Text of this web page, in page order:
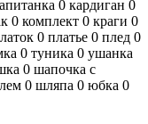
0 кардиган 0
0 комплект 0 краги 0
0 платье 0 плед 0
0 туника 0 ушанка
0 шапочка с
0 шляпа 0 юбка 0